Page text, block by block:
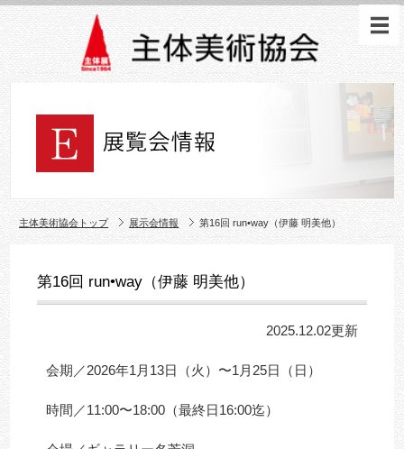
主体美術協会トップ 展示会情報 第16回 run•way（伊藤 明美他）
第16回 run•way（伊藤 明美他）
2025.12.02更新
会期／2026年1月13日（火）〜1月25日（日）
時間／11:00〜18:00（最終日16:00迄）